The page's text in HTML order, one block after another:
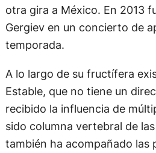
otra gira a México. En 2013
Gergiev en un concierto de
temporada.
A lo largo de su fructífera
Estable, que no tiene un
recibido la influencia de
sido columna vertebral de
también ha acompañado las